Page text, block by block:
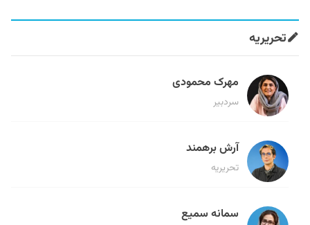
تحریریه
مهرک محمودی
سردبیر
آرش برهمند
تحریریه
سمانه سمیع